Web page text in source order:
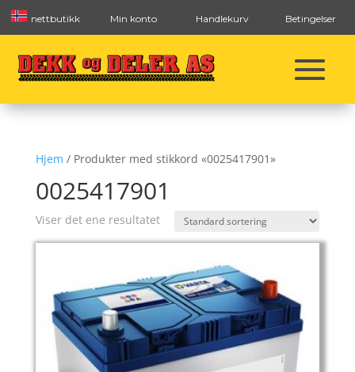
nettbutikk Min konto Handlekurv Betingelser
Hjem / Produkter med stikkord «0025417901»
0025417901
Viser det ene resultatet